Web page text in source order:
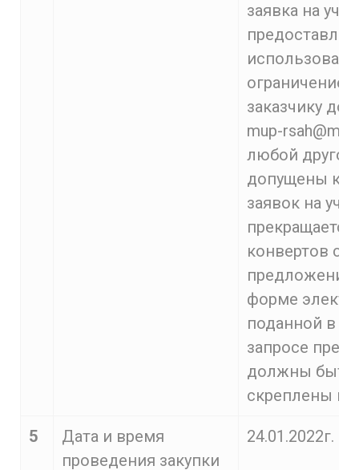
заявка на
ограничение
заказчику до
mup-
любой другой
допущены к
заявок на
конвертов с
предложений
форме
поданной в
запросе
должны быть
скреплены
5
Дата и время
проведения закупки
24.01.2022г. в